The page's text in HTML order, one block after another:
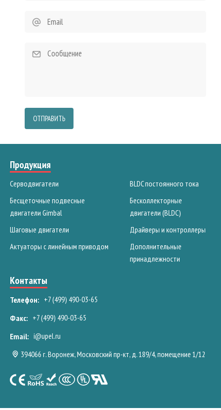
ОТПРАВИТЬ
Продукция
Серводвигатели
Бесщеточные подвесные
двигатели Gimbal
Шаговые двигатели
Актуаторы с линейным приводом
BLDC постоянного тока
Бесколлекторные
двигатели (BLDC)
Драйверы и контроллеры
Дополнительные
принадлежности
Контакты
Телефон: +7 (499) 490-03-65
Факс: +7 (499) 490-03-65
Email: i@upel.ru
394066 г. Воронеж, Московский пр-кт, д. 189/4, помещение 1/12